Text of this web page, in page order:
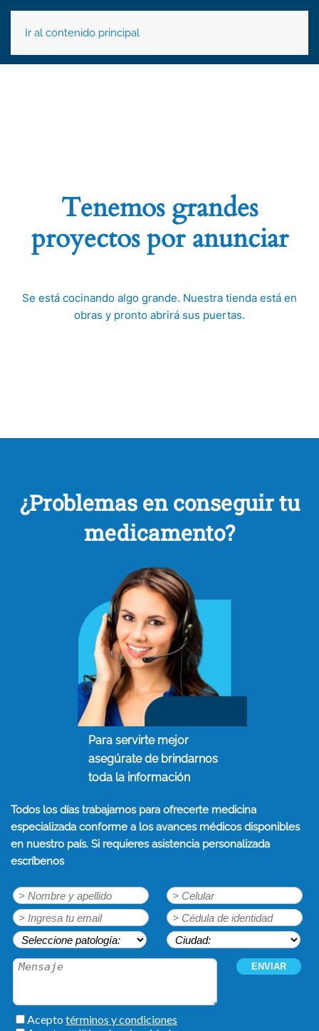
Ir al contenido principal
Tenemos grandes
proyectos por anunciar
Se está cocinando algo grande. Nuestra tienda está en
obras y pronto abrirá sus puertas.
¿Problemas en conseguir tu
medicamento?
Para servirte mejor
asegúrate de brindarnos
toda la información
Todos los días trabajamos para ofrecerte medicina
especializada conforme a los avances médicos disponibles
en nuestro país. Si requieres asistencia personalizada
escríbenos